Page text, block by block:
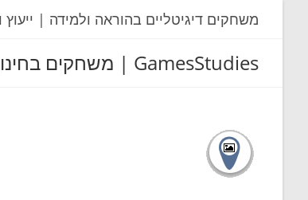
משחקים דיגיטליים בהוראה ולמידה | ייעוץ
GamesStudies | משחקים בחינוך